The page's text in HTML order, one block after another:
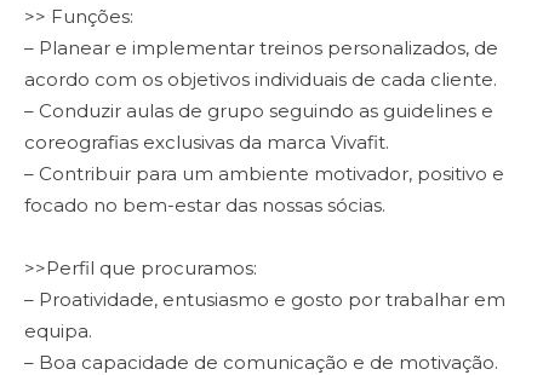
>> Funções:
– Planear e implementar treinos personalizados, de
acordo com os objetivos individuais de cada cliente.
– Conduzir aulas de grupo seguindo as guidelines e
coreografias exclusivas da marca Vivafit.
– Contribuir para um ambiente motivador, positivo e
focado no bem-estar das nossas sócias.
>>Perfil que procuramos:
– Proatividade, entusiasmo e gosto por trabalhar em
equipa.
– Boa capacidade de comunicação e de motivação.